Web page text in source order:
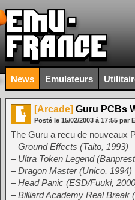
News Emulateurs
[Arcade] Guru PCBs
Posté le 15/02/2003 à 17:55 par
The Guru a recu de nouveaux
– Ground Effects (Taito, 1993)
– Ultra Token Legend
– Dragon Master (Unico, 1994)
– Head Panic (ESD/Fuuki,
– Billiard Academy Real Break